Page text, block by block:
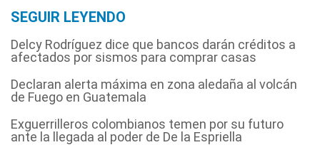
SEGUIR LEYENDO
Delcy Rodríguez dice que bancos darán créditos a
afectados por sismos para comprar casas
Declaran alerta máxima en zona aledaña al volcán
de Fuego en Guatemala
Exguerrilleros colombianos temen por su futuro
ante la llegada al poder de De la Espriella